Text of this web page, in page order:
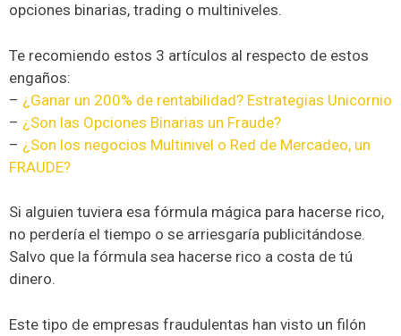
opciones binarias, trading o multiniveles.
Te recomiendo estos 3 artículos al respecto de estos
engaños:
– ¿Ganar un 200% de rentabilidad? Estrategias Unicornio
– ¿Son las Opciones Binarias un Fraude?
– ¿Son los negocios Multinivel o Red de Mercadeo, un
FRAUDE?
Si alguien tuviera esa fórmula mágica para hacerse rico,
no perdería el tiempo o se arriesgaría publicitándose.
Salvo que la fórmula sea hacerse rico a costa de tú
dinero.
Este tipo de empresas fraudulentas han visto un filón